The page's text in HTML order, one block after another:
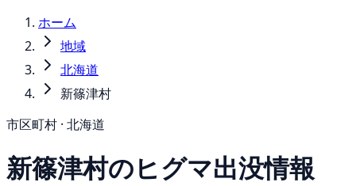
ホーム
地域
北海道
新篠津村
市区町村 · 北海道
新篠津村のヒグマ出没情報